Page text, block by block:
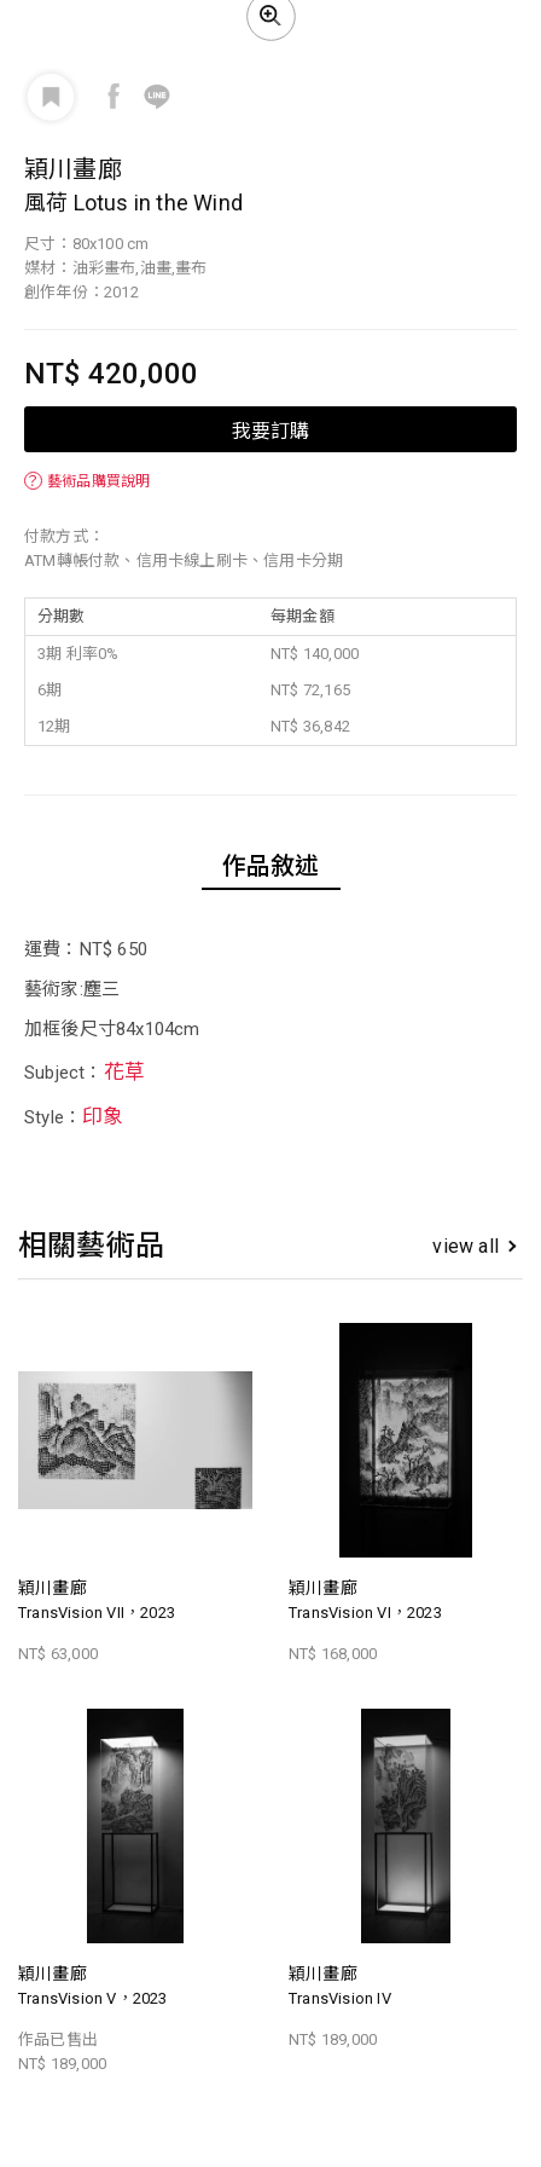
穎川畫廊
風荷 Lotus in the Wind
尺寸：80x100 cm
媒材：油彩畫布,油畫,畫布
創作年份：2012
NT$ 420,000
我要訂購
？ 藝術品購買說明
付款方式：
ATM轉帳付款、信用卡線上刷卡、信用卡分期
分期數 每期金額
3期 利率0%
NT$ 140,000
6期
NT$ 72,165
12期
NT$ 36,842
作品敘述
運費：NT$ 650
藝術家:塵三
加框後尺寸84x104cm
Subject： 花草
Style： 印象
相關藝術品 view all
穎川畫廊
TransVision VII，2023
NT$ 63,000
穎川畫廊
TransVision VI，2023
NT$ 168,000
穎川畫廊
TransVision V，2023
作品已售出
NT$ 189,000
穎川畫廊
TransVision IV
NT$ 189,000